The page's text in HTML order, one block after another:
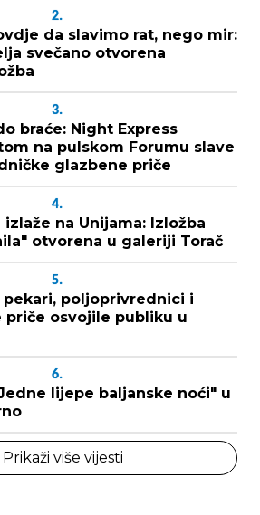
2.
da slavimo rat, nego mir:
svečano otvorena
3.
braće: Night Express
na pulskom Forumu slave
glazbene priče
4.
na Unijama: Izložba
otvorena u galeriji Torač
5.
pekari, poljoprivrednici i
priče osvojile publiku u
6.
lijepe baljanske noći" u
Prikaži više vijesti